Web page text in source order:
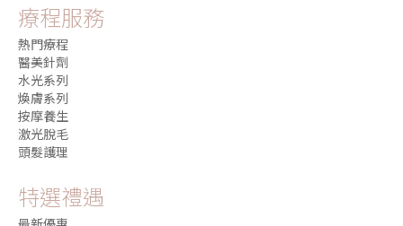
療程服務
熱門療程
醫美針劑
水光系列
煥膚系列
按摩養生
激光脫毛
頭髮護理
特選禮遇